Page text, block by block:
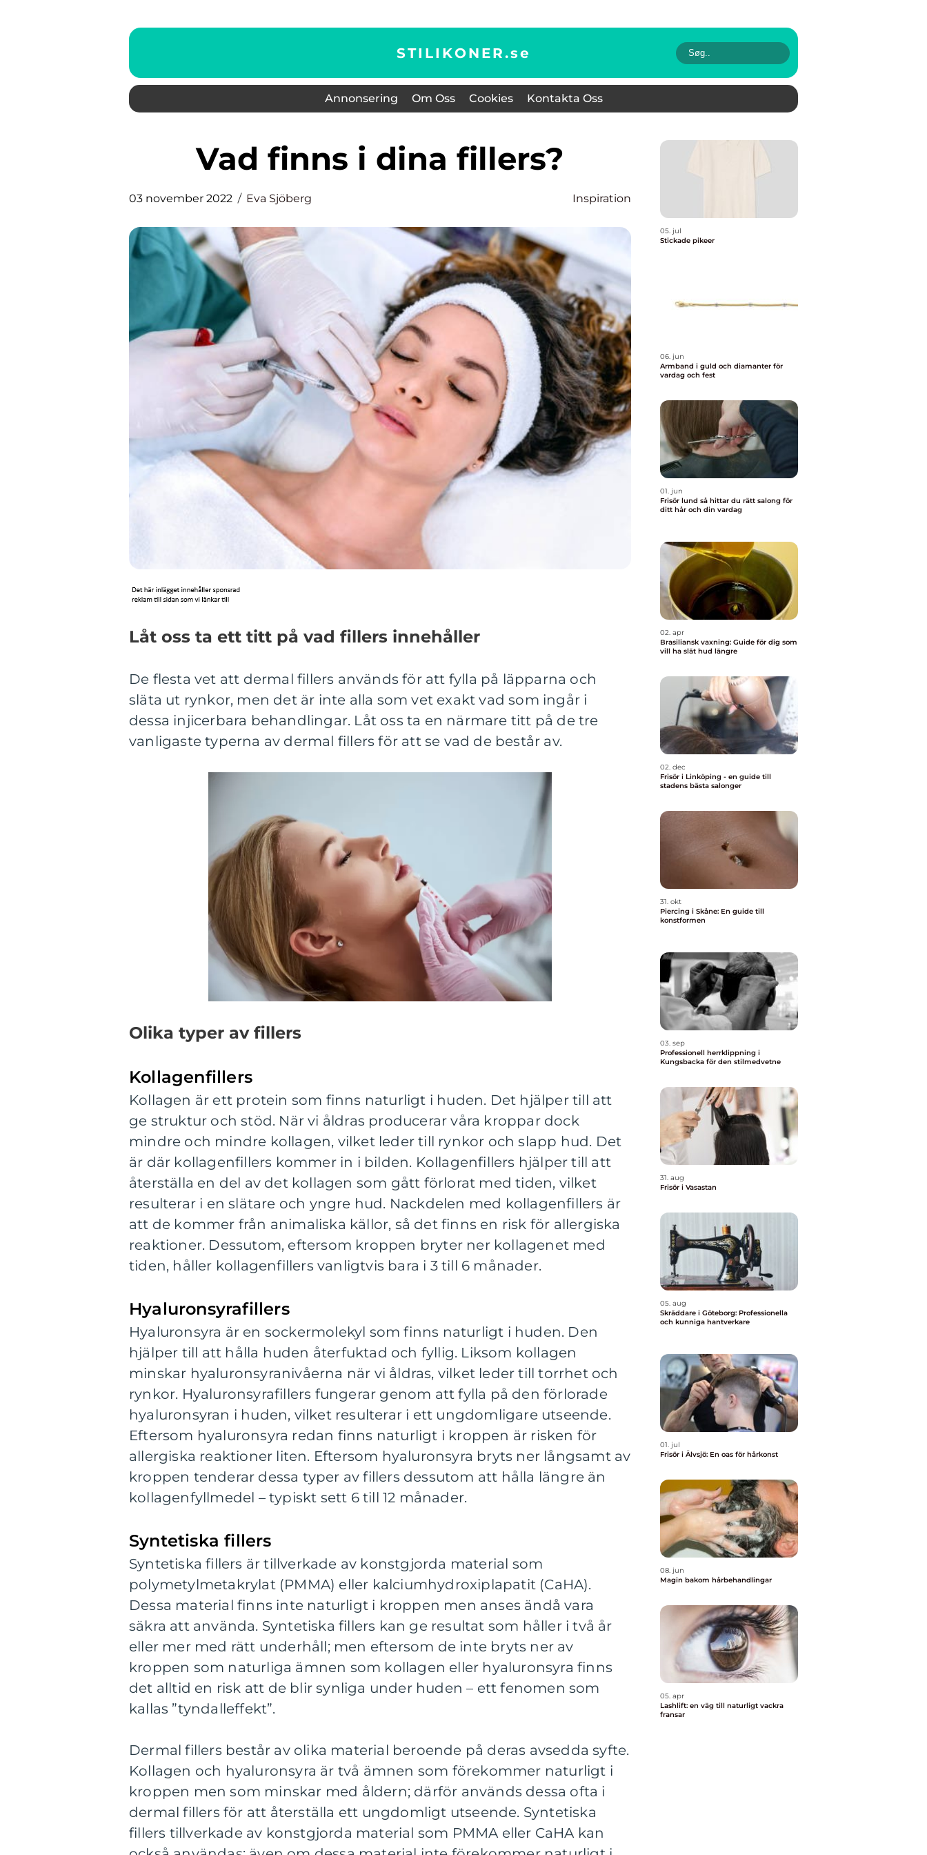
STILIKONER.se
Annonsering Om Oss Cookies Kontakta Oss
Vad finns i dina fillers?
03 november 2022 Eva Sjöberg Inspiration
Låt oss ta ett titt på vad fillers innehåller
De flesta vet att dermal fillers används för att fylla på läpparna och
släta ut rynkor, men det är inte alla som vet exakt vad som ingår i
dessa injicerbara behandlingar. Låt oss ta en närmare titt på de tre
vanligaste typerna av dermal fillers för att se vad de består av.
Olika typer av fillers
Kollagenfillers
Kollagen är ett protein som finns naturligt i huden. Det hjälper till att
ge struktur och stöd. När vi åldras producerar våra kroppar dock
mindre och mindre kollagen, vilket leder till rynkor och slapp hud. Det
är där kollagenfillers kommer in i bilden. Kollagenfillers hjälper till att
återställa en del av det kollagen som gått förlorat med tiden, vilket
resulterar i en slätare och yngre hud. Nackdelen med kollagenfillers är
att de kommer från animaliska källor, så det finns en risk för allergiska
reaktioner. Dessutom, eftersom kroppen bryter ner kollagenet med
tiden, håller kollagenfillers vanligtvis bara i 3 till 6 månader.
Hyaluronsyrafillers
Hyaluronsyra är en sockermolekyl som finns naturligt i huden. Den
hjälper till att hålla huden återfuktad och fyllig. Liksom kollagen
minskar hyaluronsyranivåerna när vi åldras, vilket leder till torrhet och
rynkor. Hyaluronsyrafillers fungerar genom att fylla på den förlorade
hyaluronsyran i huden, vilket resulterar i ett ungdomligare utseende.
Eftersom hyaluronsyra redan finns naturligt i kroppen är risken för
allergiska reaktioner liten. Eftersom hyaluronsyra bryts ner långsamt av
kroppen tenderar dessa typer av fillers dessutom att hålla längre än
kollagenfyllmedel – typiskt sett 6 till 12 månader.
Syntetiska fillers
Syntetiska fillers är tillverkade av konstgjorda material som
polymetylmetakrylat (PMMA) eller kalciumhydroxiplapatit (CaHA).
Dessa material finns inte naturligt i kroppen men anses ändå vara
säkra att använda. Syntetiska fillers kan ge resultat som håller i två år
eller mer med rätt underhåll; men eftersom de inte bryts ner av
kroppen som naturliga ämnen som kollagen eller hyaluronsyra finns
det alltid en risk att de blir synliga under huden – ett fenomen som
kallas ”tyndalleffekt”.
Dermal fillers består av olika material beroende på deras avsedda syfte.
Kollagen och hyaluronsyra är två ämnen som förekommer naturligt i
kroppen men som minskar med åldern; därför används dessa ofta i
dermal fillers för att återställa ett ungdomligt utseende. Syntetiska
fillers tillverkade av konstgjorda material som PMMA eller CaHA kan
05. jul
Stickade pikeer
06. jun
Armband i guld och diamanter för
vardag och fest
01. jun
Frisör lund så hittar du rätt salong för
ditt hår och din vardag
02. apr
Brasiliansk vaxning: Guide för dig som
vill ha slät hud längre
02. dec
Frisör i Linköping - en guide till
stadens bästa salonger
31. okt
Piercing i Skåne: En guide till
konstformen
03. sep
Professionell herrklippning i
Kungsbacka för den stilmedvetne
31. aug
Frisör i Vasastan
05. aug
Skräddare i Göteborg: Professionella
och kunniga hantverkare
01. jul
Frisör i Älvsjö: En oas för hårkonst
08. jun
Magin bakom hårbehandlingar
05. apr
Lashlift: en väg till naturligt vackra
fransar